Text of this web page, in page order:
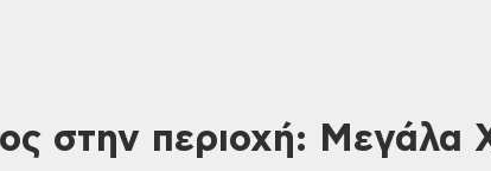
στην περιοχή: Μεγάλα